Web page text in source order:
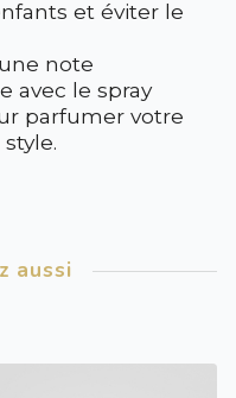
et éviter le
note
avec le spray
parfumer votre
aussi